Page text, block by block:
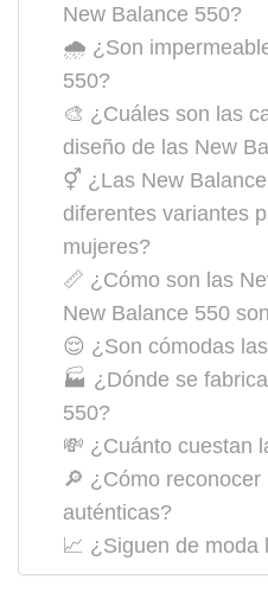
New Balance 550?
🌧️ ¿Son
550?
🎨 ¿Cuáles son las
diseño de las New
⚥ ¿Las New
diferentes variantes
mujeres?
📏 ¿Cómo son las
New Balance 550
😌 ¿Son cómodas
🏭 ¿Dónde se
550?
💸 ¿Cuánto cuestan
🔎 ¿Cómo
auténticas?
📈 ¿Siguen de moda